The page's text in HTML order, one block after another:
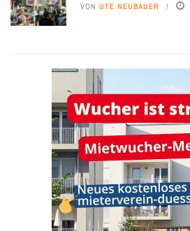
VON UTE NEUBAUER